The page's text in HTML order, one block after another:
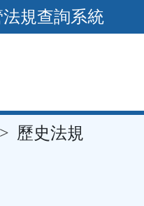
法規查詢系統
歷史法規